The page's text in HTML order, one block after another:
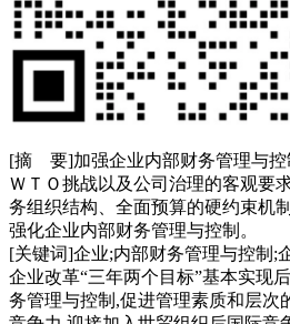
[摘 要]加强企业内部财务管理与控
ＷＴＯ挑战以及公司治理的客观要
务组织结构、全面预算的硬约束机
强化企业内部财务管理与控制。
[关键词]企业;内部财务管理与控制;
企业改革“三年两个目标”基本实现
务管理与控制,促进管理素质和层次